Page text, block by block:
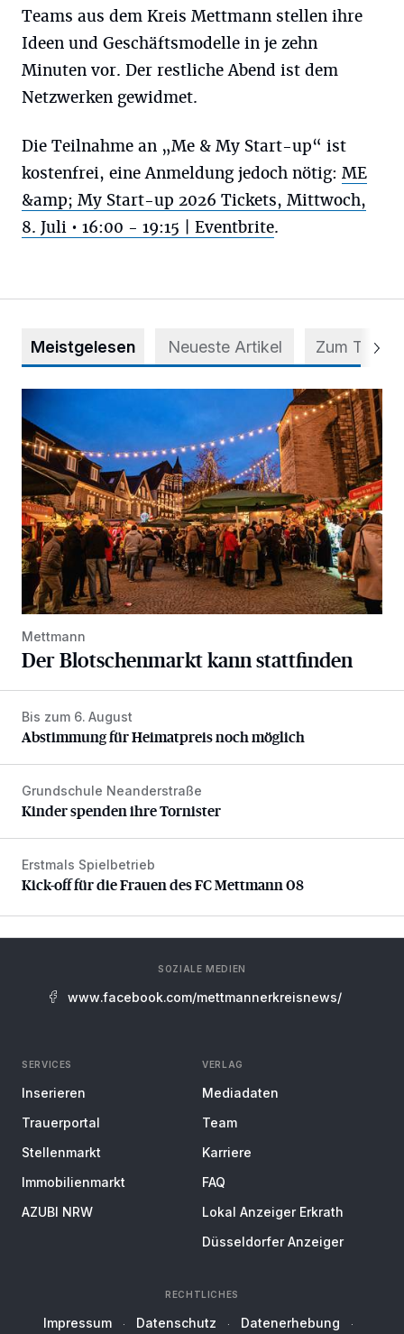
Teams aus dem Kreis Mettmann stellen ihre
Ideen und Geschäftsmodelle in je zehn
Minuten vor. Der restliche Abend ist dem
Netzwerken gewidmet.
Die Teilnahme an „Me & My Start-up“ ist
kostenfrei, eine Anmeldung jedoch nötig: ME
&amp; My Start-up 2026 Tickets, Mittwoch,
8. Juli • 16:00 - 19:15 | Eventbrite.
Meistgelesen Neueste Artikel Zum Thema
Mettmann
Der Blotschenmarkt kann stattfinden
Abstimmung für Heimatpreis noch möglich
Bis zum 6. August
Abstimmung für Heimatpreis noch möglich
Kinder spenden ihre Tornister
Grundschule Neanderstraße
Kinder spenden ihre Tornister
Kick-off für die Frauen des FC Mettmann 08
Erstmals Spielbetrieb
Kick-off für die Frauen des FC Mettmann 08
SOZIALE MEDIEN
www.facebook.com/mettmannerkreisnews/
SERVICES
Inserieren
Trauerportal
Stellenmarkt
Immobilienmarkt
AZUBI NRW
VERLAG
Mediadaten
Team
Karriere
FAQ
Lokal Anzeiger Erkrath
Düsseldorfer Anzeiger
RECHTLICHES
Impressum Datenschutz Datenerhebung